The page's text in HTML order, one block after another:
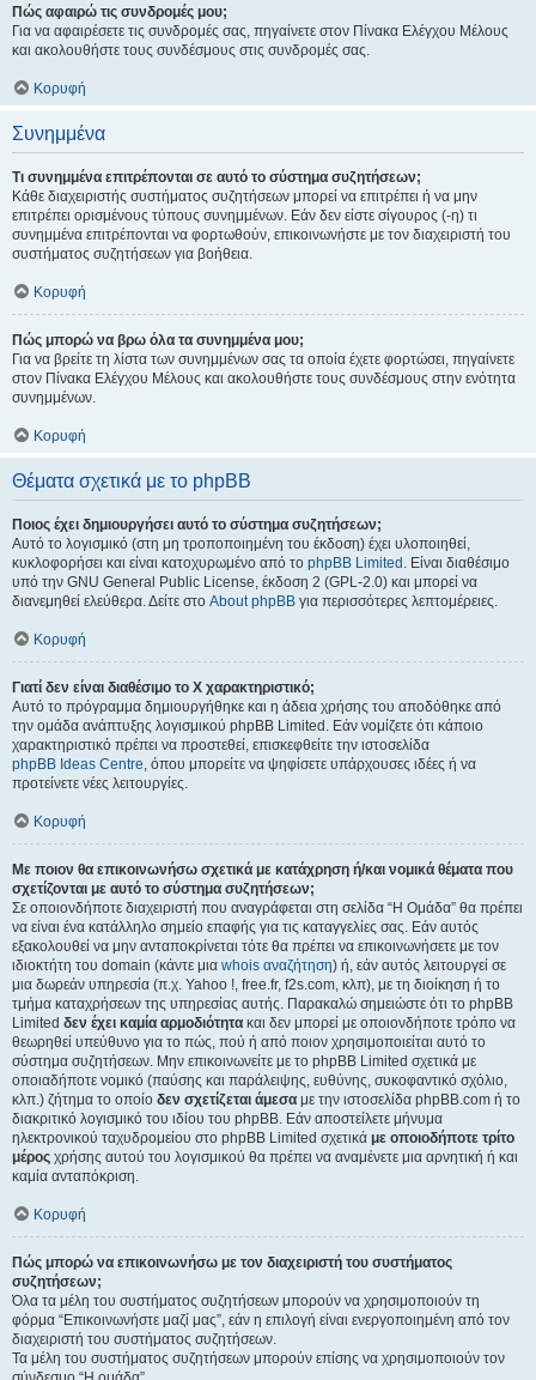
Πώς αφαιρώ τις συνδρομές μου;
Για να αφαιρέσετε τις συνδρομές σας, πηγαίνετε στον Πίνακα Ελέγχου Μέλους
και ακολουθήστε τους συνδέσμους στις συνδρομές σας.
Κορυφή
Συνημμένα
Τι συνημμένα επιτρέπονται σε αυτό το σύστημα συζητήσεων;
Κάθε διαχειριστής συστήματος συζητήσεων μπορεί να επιτρέπει ή να μην
επιτρέπει ορισμένους τύπους συνημμένων. Εάν δεν είστε σίγουρος (-η) τι
συνημμένα επιτρέπονται να φορτωθούν, επικοινωνήστε με τον διαχειριστή του
συστήματος συζητήσεων για βοήθεια.
Κορυφή
Πώς μπορώ να βρω όλα τα συνημμένα μου;
Για να βρείτε τη λίστα των συνημμένων σας τα οποία έχετε φορτώσει, πηγαίνετε
στον Πίνακα Ελέγχου Μέλους και ακολουθήστε τους συνδέσμους στην ενότητα
συνημμένων.
Κορυφή
Θέματα σχετικά με το phpBB
Ποιος έχει δημιουργήσει αυτό το σύστημα συζητήσεων;
Αυτό το λογισμικό (στη μη τροποποιημένη του έκδοση) έχει υλοποιηθεί,
κυκλοφορήσει και είναι κατοχυρωμένο από το phpBB Limited . Είναι διαθέσιμο
υπό την GNU General Public License, έκδοση 2 (GPL-2.0) και μπορεί να
διανεμηθεί ελεύθερα. Δείτε στο About phpBB για περισσότερες λεπτομέρειες.
Κορυφή
Γιατί δεν είναι διαθέσιμο το Χ χαρακτηριστικό;
Αυτό το πρόγραμμα δημιουργήθηκε και η άδεια χρήσης του αποδόθηκε από
την ομάδα ανάπτυξης λογισμικού phpBB Limited. Εάν νομίζετε ότι κάποιο
χαρακτηριστικό πρέπει να προστεθεί, επισκεφθείτε την ιστοσελίδα
phpBB Ideas Centre, όπου μπορείτε να ψηφίσετε υπάρχουσες ιδέες ή να
προτείνετε νέες λειτουργίες.
Κορυφή
Με ποιον θα επικοινωνήσω σχετικά με κατάχρηση ή/και νομικά θέματα που
σχετίζονται με αυτό το σύστημα συζητήσεων;
Σε οποιονδήποτε διαχειριστή που αναγράφεται στη σελίδα “Η Ομάδα” θα πρέπει
να είναι ένα κατάλληλο σημείο επαφής για τις καταγγελίες σας. Εάν αυτός
εξακολουθεί να μην ανταποκρίνεται τότε θα πρέπει να επικοινωνήσετε με τον
ιδιοκτήτη του domain (κάντε μια whois αναζήτηση) ή, εάν αυτός λειτουργεί σε
μια δωρεάν υπηρεσία (π.χ. Yahoo !, free.fr, f2s.com, κλπ), με τη διοίκηση ή το
τμήμα καταχρήσεων της υπηρεσίας αυτής. Παρακαλώ σημειώστε ότι το phpBB
Limited δεν έχει καμία αρμοδιότητα και δεν μπορεί με οποιονδήποτε τρόπο να
θεωρηθεί υπεύθυνο για το πώς, πού ή από ποιον χρησιμοποιείται αυτό το
σύστημα συζητήσεων. Μην επικοινωνείτε με το phpBB Limited σχετικά με
οποιαδήποτε νομικό (παύσης και παράλειψης, ευθύνης, συκοφαντικό σχόλιο,
κλπ.) ζήτημα το οποίο δεν σχετίζεται άμεσα με την ιστοσελίδα phpBB.com ή το
διακριτικό λογισμικό του ιδίου του phpBB. Εάν αποστείλετε μήνυμα
ηλεκτρονικού ταχυδρομείου στο phpBB Limited σχετικά με οποιοδήποτε τρίτο
μέρος χρήσης αυτού του λογισμικού θα πρέπει να αναμένετε μια αρνητική ή και
καμία ανταπόκριση.
Κορυφή
Πώς μπορώ να επικοινωνήσω με τον διαχειριστή του συστήματος
συζητήσεων;
Όλα τα μέλη του συστήματος συζητήσεων μπορούν να χρησιμοποιούν τη
φόρμα “Επικοινωνήστε μαζί μας”, εάν η επιλογή είναι ενεργοποιημένη από τον
διαχειριστή του συστήματος συζητήσεων.
Τα μέλη του συστήματος συζητήσεων μπορούν επίσης να χρησιμοποιούν τον